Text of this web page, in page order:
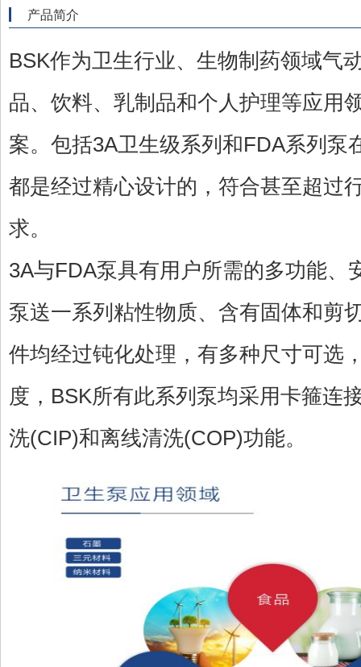
产品简介
BSK作为卫生行业、生物制药领域气
品、饮料、乳制品和个人护理等应用
案。包括3A卫生级系列和FDA系列泵
都是经过精心设计的，符合甚至超过
求。
3A与FDA泵具有用户所需的多功能、
泵送一系列粘性物质、含有固体和剪
件均经过钝化处理，有多种尺寸可选
度，BSK所有此系列泵均采用卡箍连
洗(CIP)和离线清洗(COP)功能。